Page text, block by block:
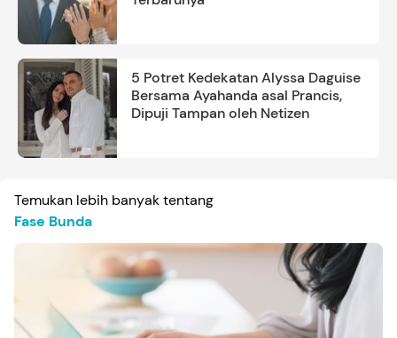
5 Potret Kedekatan Alyssa Daguise
Bersama Ayahanda asal Prancis,
Dipuji Tampan oleh Netizen
Temukan lebih banyak tentang
Fase Bunda